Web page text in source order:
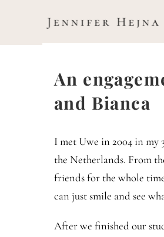
An
and Bianca
I met Uwe in 2004 in my
the Netherlands. From
friends for the whole
can just smile and see
After we finished our